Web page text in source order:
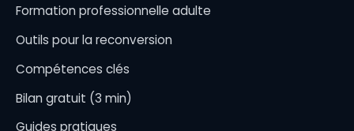
Formation professionnelle adulte
Outils pour la reconversion
Compétences clés
Bilan gratuit (3 min)
Guides pratiques